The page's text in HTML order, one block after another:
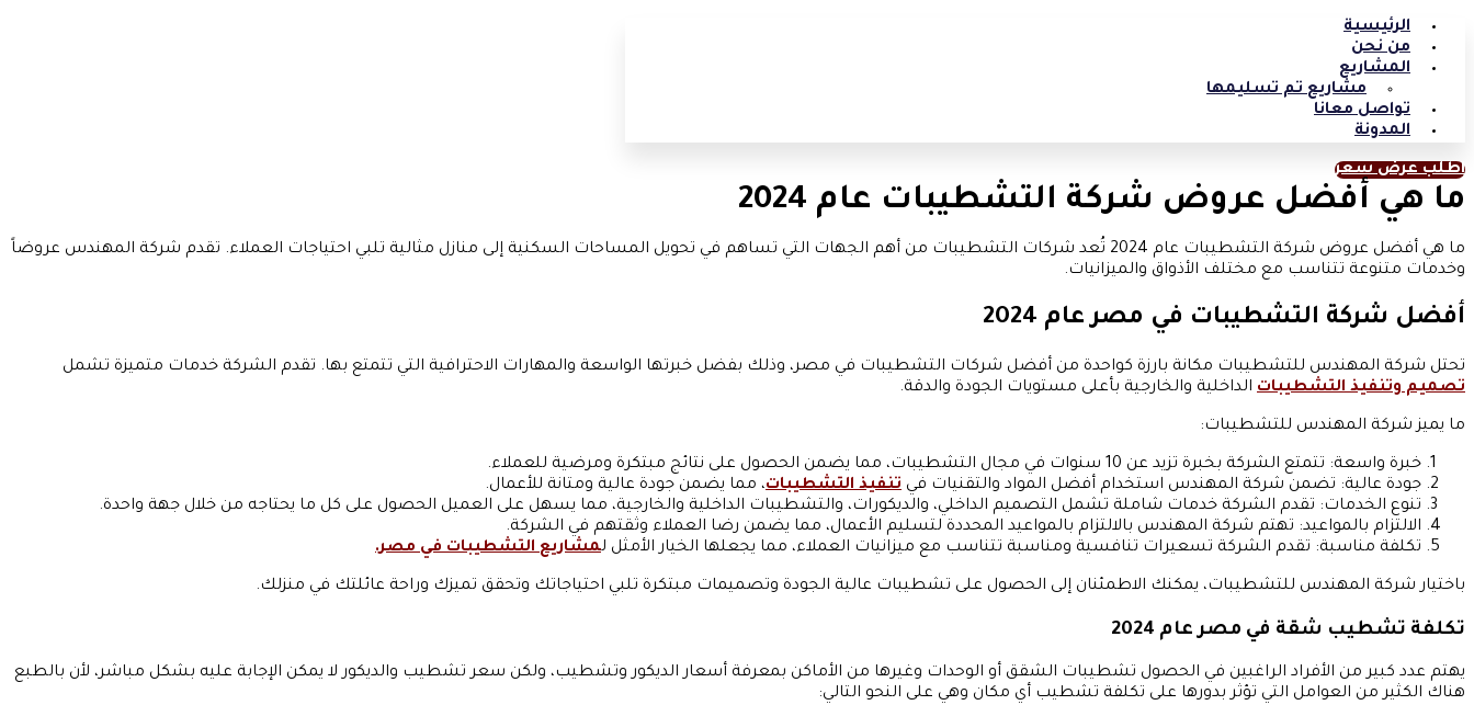
الرئيسية
من نحن
المشاريع
مشاريع تم تسليمها
تواصل معانا
المدونة
اطلب عرض سعر
ما هي أفضل عروض شركة التشطيبات عام 2024
ما هي أفضل عروض شركة التشطيبات عام 2024 تُعد شركات التشطيبات من أهم الجهات التي تساهم في تحويل المساحات السكنية إلى منازل مثالية تلبي احتياجات العملاء. تقدم شركة المهندس عروضاً
وخدمات متنوعة تتناسب مع مختلف الأذواق والميزانيات.
أفضل شركة التشطيبات في مصر عام 2024
تحتل شركة المهندس للتشطيبات مكانة بارزة كواحدة من أفضل شركات التشطيبات في مصر، وذلك بفضل خبرتها الواسعة والمهارات الاحترافية التي تتمتع بها. تقدم الشركة خدمات متميزة تشمل
تصميم وتنفيذ التشطيبات الداخلية والخارجية بأعلى مستويات الجودة والدقة.
ما يميز شركة المهندس للتشطيبات:
خبرة واسعة: تتمتع الشركة بخبرة تزيد عن 10 سنوات في مجال التشطيبات، مما يضمن الحصول على نتائج مبتكرة ومرضية للعملاء.
جودة عالية: تضمن شركة المهندس استخدام أفضل المواد والتقنيات في تنفيذ التشطيبات، مما يضمن جودة عالية ومتانة للأعمال.
تنوع الخدمات: تقدم الشركة خدمات شاملة تشمل التصميم الداخلي، والديكورات، والتشطيبات الداخلية والخارجية، مما يسهل على العميل الحصول على كل ما يحتاجه من خلال جهة واحدة.
الالتزام بالمواعيد: تهتم شركة المهندس بالالتزام بالمواعيد المحددة لتسليم الأعمال، مما يضمن رضا العملاء وثقتهم في الشركة.
تكلفة مناسبة: تقدم الشركة تسعيرات تنافسية ومناسبة تتناسب مع ميزانيات العملاء، مما يجعلها الخيار الأمثل لمشاريع التشطيبات في مصر.
باختيار شركة المهندس للتشطيبات، يمكنك الاطمئنان إلى الحصول على تشطيبات عالية الجودة وتصميمات مبتكرة تلبي احتياجاتك وتحقق تميزك وراحة عائلتك في منزلك.
تكلفة تشطيب شقة في مصر عام 2024
يهتم عدد كبير من الأفراد الراغبين في الحصول تشطيبات الشقق أو الوحدات وغيرها من الأماكن بمعرفة أسعار الديكور وتشطيب، ولكن سعر تشطيب والديكور لا يمكن الإجابة عليه بشكل مباشر، لأن بالطبع
هناك الكثير من العوامل التي تؤثر بدورها على تكلفة تشطيب أي مكان وهي على النحو التالي: